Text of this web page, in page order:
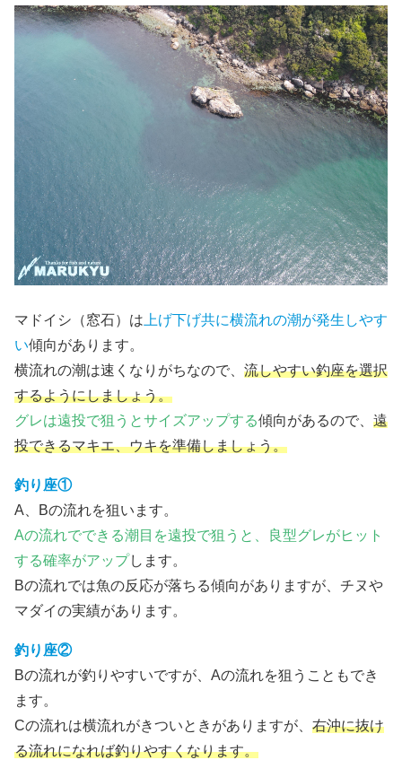
マドイシ（窓石）は 上げ下げ共に横流れの潮が発生しやす
い傾向があります。
横流れの潮は速くなりがちなので、 流しやすい釣座を選択
するようにしましょう。
グレは遠投で狙うとサイズアップする傾向があるので、 遠
投できるマキエ、ウキを準備しましょう。
釣り座①
A、Bの流れを狙います。
Aの流れでできる潮目を遠投で狙うと、良型グレがヒット
する確率がアップします。
Bの流れでは魚の反応が落ちる傾向がありますが、チヌや
マダイの実績があります。
釣り座②
Bの流れが釣りやすいですが、Aの流れを狙うこともでき
ます。
Cの流れは横流れがきついときがありますが、 右沖に抜け
る流れになれば釣りやすくなります。